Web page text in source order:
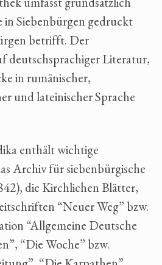
Siebenbürgen gedruckt
betrifft. Der
deutschsprachiger Literatur,
in rumänischer,
und lateinischer Sprache
enthält wichtige
Archiv für siebenbürgische
die Kirchlichen Blätter,
“Neuer Weg” bzw.
“Allgemeine Deutsche
“Die Woche” bzw.